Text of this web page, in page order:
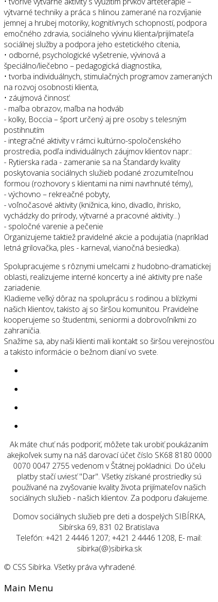
výtvarné techniky a práca s hlinou zamerané na rozvíjanie
jemnej a hrubej motoriky, kognitívnych schopností, podpora
emočného zdravia, sociálneho vývinu klienta/prijímateľa
sociálnej služby a podpora jeho estetického cítenia,
• odborné, psychologické vyšetrenie, vývinová a
špeciálno/liečebno – pedagogická diagnostika,
• tvorba individuálnych, stimulačných programov zameraných
na rozvoj osobnosti klienta,
• záujmová činnosť:
- maľba obrazov, maľba na hodváb
- kolky, Boccia – šport určený aj pre osoby s telesným
postihnutím
- integračné aktivity v rámci kultúrno-spoločenského
prostredia, podľa individuálnych záujmov klientov napr.:
- Rytierska rada - zameranie sa na Štandardy kvality
poskytovania sociálnych služieb podané zrozumiteľnou
formou (rozhovory s klientami na nimi navrhnuté témy),
- výchovno – rekreačné pobyty,
- voľnočasové aktivity (knižnica, kino, divadlo, ihrisko,
vychádzky do prírody, výtvarné a pracovné aktivity...)
- spoločné varenie a pečenie
Organizujeme taktiež pravidelné akcie a podujatia (napríklad
letná grilovačka, ples - karneval, vianočná besiedka).
Spolupracujeme s rôznymi umelcami z hudobno-dramatickej
oblasti, realizujeme interné koncerty a iné aktivity pre naše
zariadenie.
Kladieme veľký dôraz na spoluprácu s rodinou a blízkymi
našich klientov, takisto aj so širšou komunitou. Pravidelne
kooperujeme so študentmi, seniormi a dobrovoľníkmi zo
zahraničia.
Snažíme sa, aby naši klienti mali kontakt so širšou verejnosťou
a takisto informácie o bežnom dianí vo svete.
Ak máte chuť nás podporiť, môžete tak urobiť poukázaním
akejkoľvek sumy na náš darovací účet číslo SK68 8180 0000
0070 0047 2755 vedenom v Štátnej pokladnici. Do účelu
platby stačí uviesť "Dar". Všetky získané prostriedky sú
používané na zvyšovanie kvality života prijímateľov našich
sociálnych služieb - našich klientov. Za podporu ďakujeme.
Domov sociálnych služieb pre deti a dospelých SIBÍRKA,
Sibírska 69, 831 02 Bratislava
Telefón: +421 2 4446 1207; +421 2 4446 1208, E- mail:
sibirka(@)sibirka.sk
© CSS Sibírka. Všetky práva vyhradené.
Main Menu